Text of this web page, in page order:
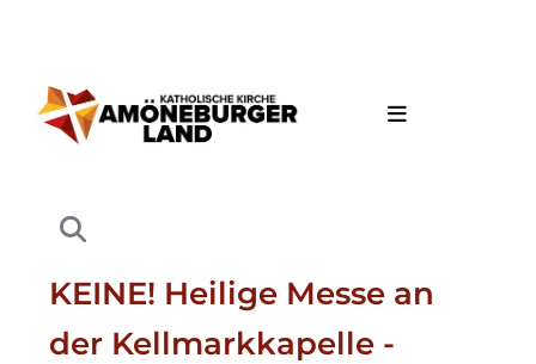
KEINE! Heilige Messe an
der Kellmarkkapelle -